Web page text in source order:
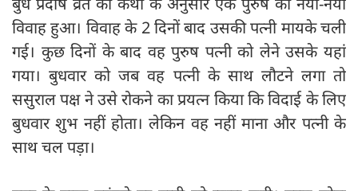
विवाह हुआ। विवाह के 2 दिनों बाद उसकी पत्‍नी मायके चली
गई। कुछ दिनों के बाद वह पुरुष पत्‍नी को लेने उसके यहां
गया। बुधवार को जब वह पत्‍नी के साथ लौटने लगा तो
ससुराल पक्ष ने उसे रोकने का प्रयत्‍न किया कि विदाई के लिए
बुधवार शुभ नहीं होता। लेकिन वह नहीं माना और पत्‍नी के
साथ चल पड़ा।